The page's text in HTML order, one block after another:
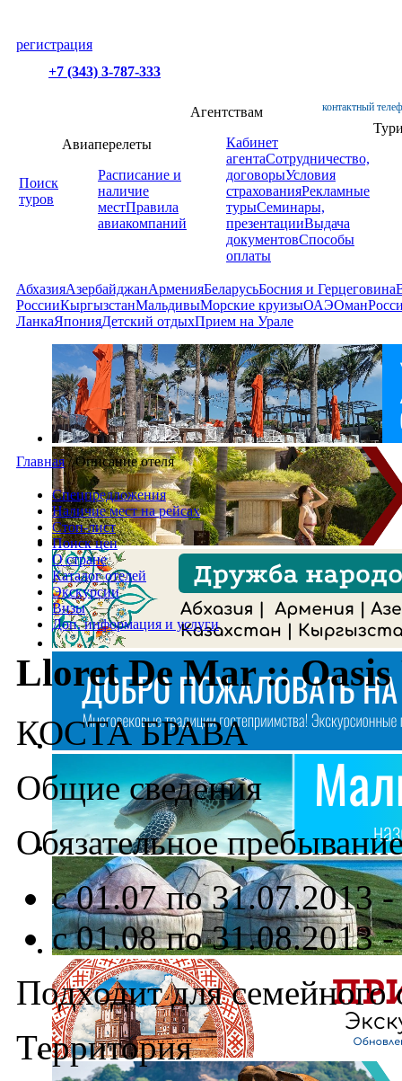
регистрация
+7 (343) 3-787-333
контактный
Поиск
туров
Авиаперелеты
Расписание и
наличие
местПравила
авиакомпаний
Агентствам
Кабинет
агентаСотрудничество,
договорыУсловия
страхованияРекламные
турыСеминары,
презентацииВыдача
документовСпособы
оплаты
АбхазияАзербайджанАрменияБеларусьБосния и Герцеговина
РоссииКыргызстанМальдивыМорские круизыОАЭОман
ЛанкаЯпонияДетский отдыхПрием на Урале
Главная /Описание отеля
Спецпредложения
Наличие мест на рейсах
Стоп-лист
Поиск цен
О стране
Каталог отелей
Экскурсии
Визы
Доп. информация и услуги
Lloret De Mar ::
КОСТА БРАВА
Общие сведения
Обязательное
с 01.07 по 31.07.2013
с 01.08 по 31.08.2013
Подходит для семейного
Территория